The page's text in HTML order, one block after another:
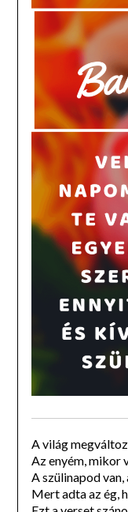
A világ
Az enyém, mikor
A szülinapod van,
Mert adta az ég,